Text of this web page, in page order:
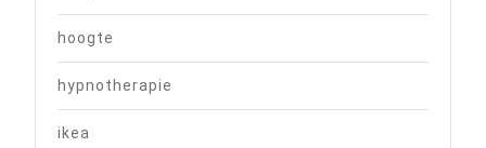
hoogte
hypnotherapie
ikea